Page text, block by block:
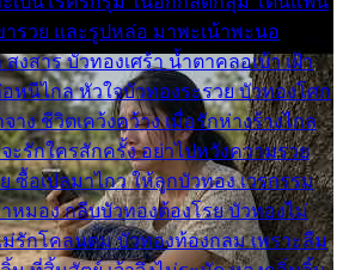
ารวย และรูปหล่อ มาพะเน้าพะนอ
สงสาร บัวทองเศร้า น้ำตาคลอเบ้า เฝ้า
หนีไกล หัวใจบัวทองระรวย บัวทองโศก
าง ชีวิตเคว้งคว้าง เมื่อรักห่างร้างไกล
ะรักใครสักครั้ง อย่าไปหวังความรวย
ซื้อเปลมาไกว ให้ลูกบัวทอง เวรกรรม
หมอง กลีบบัวทองต้องโรย บัวทองไม่
ม่รักโคลนตม บัวทองท้องกลม เพราะลืม